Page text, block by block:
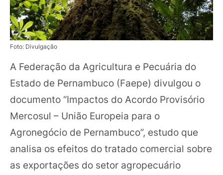
Foto: Divulgação
A Federação da Agricultura e Pecuária do
Estado de Pernambuco (Faepe) divulgou o
documento “Impactos do Acordo Provisório
Mercosul – União Europeia para o
Agronegócio de Pernambuco”, estudo que
analisa os efeitos do tratado comercial sobre
as exportações do setor agropecuário